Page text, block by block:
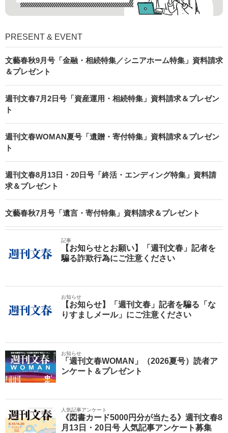
PRESENT & EVENT
文藝春秋9月号「金融・相続特集／シニアホーム特集」資料請求
＆プレゼント
週刊文春7月2日号「資産運用・相続特集」資料請求＆プレゼン
ト
週刊文春WOMAN夏号「遺贈・寄付特集」資料請求＆プレゼン
ト
週刊文春8月13日・20日号「終活・エンディング特集」資料請
求＆プレゼント
文藝春秋7月号「遺言・寄付特集」資料請求＆プレゼント
記事
【お知らせとお願い】「週刊文春」記者を
騙る詐欺行為にご注意ください
お知らせ
【お知らせ】「週刊文春」記者を騙る「な
りすましメール」にご注意ください
お知らせ
「週刊文春WOMAN」（2026夏号）読者ア
ンケート＆プレゼント
人気記事アンケート
《図書カード5000円分が当たる》週刊文春8
月13日・20日号 人気記事アンケート募集